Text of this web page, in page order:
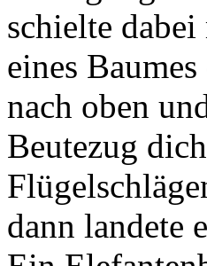
schielte
eines
nach oben
Beutezug
dann landete